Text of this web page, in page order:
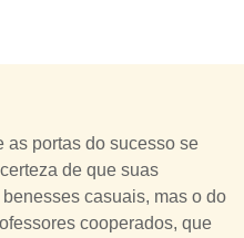
as portas do sucesso se
de que suas
casuais, mas o do
cooperados, que